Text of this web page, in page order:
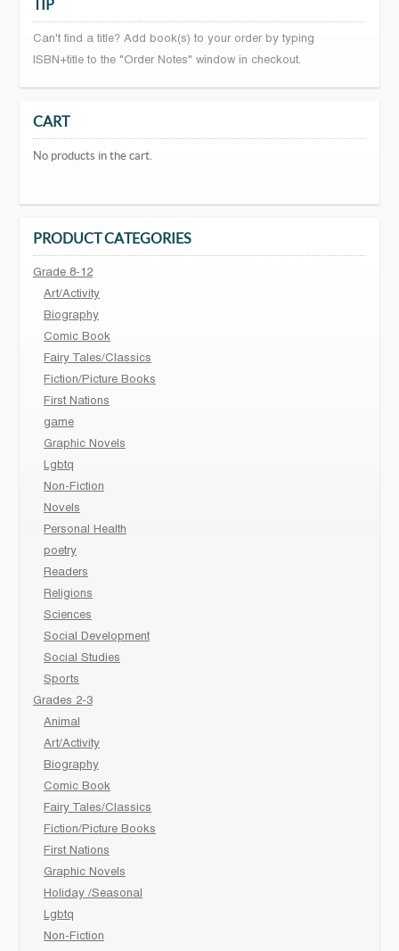
TIP
Can't find a title? Add book(s) to your order by typing
ISBN+title to the "Order Notes" window in checkout.
CART
No products in the cart.
PRODUCT CATEGORIES
Grade 8-12
Art/Activity
Biography
Comic Book
Fairy Tales/Classics
Fiction/Picture Books
First Nations
game
Graphic Novels
Lgbtq
Non-Fiction
Novels
Personal Health
poetry
Readers
Religions
Sciences
Social Development
Social Studies
Sports
Grades 2-3
Animal
Art/Activity
Biography
Comic Book
Fairy Tales/Classics
Fiction/Picture Books
First Nations
Graphic Novels
Holiday /Seasonal
Lgbtq
Non-Fiction